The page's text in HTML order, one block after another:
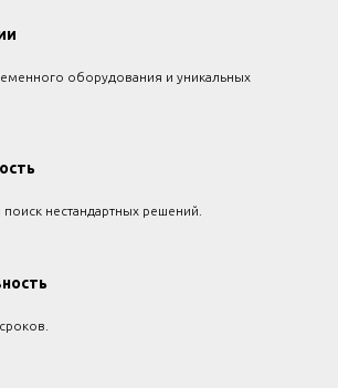
оборудования и уникальных
нестандартных решений.